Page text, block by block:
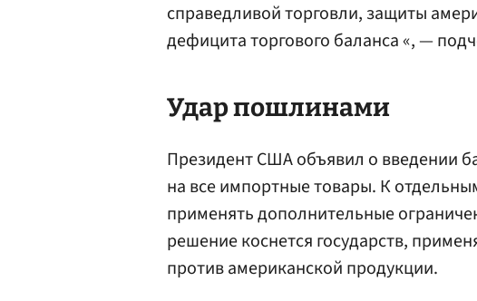
справедливой торговли, защиты
дефицита торгового баланса «, —
Удар пошлинами
Президент США объявил о введении
на все импортные товары. К
применять дополнительные
решение коснется государств,
против американской продукции.